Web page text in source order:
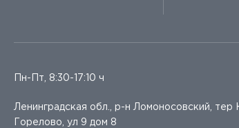
Пн-Пт, 8:30-17:10 ч
Ленинградская обл., р-н Ломоносовский,
Горелово, ул 9 дом 8